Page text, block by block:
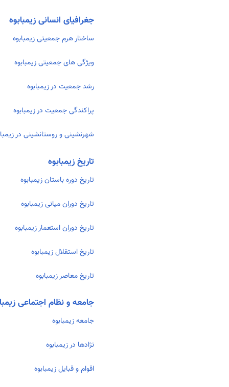
جغرافیای انسانی زیمبابوه
ساختار هرم جمعیتی زیمبابوه
ویژگی های جمعیتی زیمبابوه
رشد جمعیت در زیمبابوه
پراکندگی جمعیت در زیمبابوه
شهرنشینی و روستانشینی در
تاریخ زیمبابوه
تاریخ دوره باستان زیمبابوه
تاریخ دوران میانی زیمبابوه
تاریخ دوران استعمار زیمبابوه
تاریخ استقلال زیمبابوه
تاریخ معاصر زیمبابوه
جامعه و نظام اجتماعی
جامعه زیمبابوه
نژادها در زیمبابوه
اقوام و قبایل زیمبابوه